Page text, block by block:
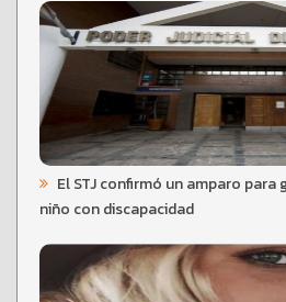
El STJ confirmó un amparo
niño con discapacidad